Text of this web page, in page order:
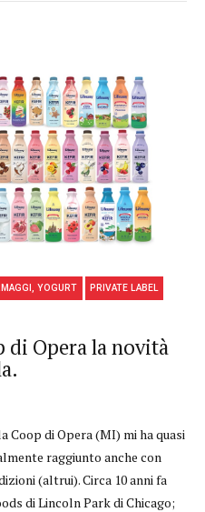
YOGURT PRIVATE LABEL
di Opera la novità
di Opera (MI) mi ha quasi
raggiunto anche con
(altrui). Circa 10 anni fa
di Lincoln Park di Chicago;